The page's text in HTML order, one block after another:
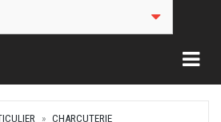
CHARCUTERIE